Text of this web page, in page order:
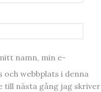
namn, min e-
och webbplats i denna
till nästa gång jag skriver